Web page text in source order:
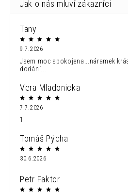
Tany
9.7.2026
Jsem moc spokojena...náramek
dodání...
Vera Mladonicka
7.7.2026
1
Tomáš Pýcha
30.6.2026
Petr Faktor